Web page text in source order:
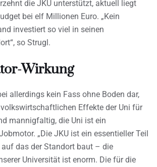
die JKU unterstützt, aktuell liegt
bei elf Millionen Euro. „Kein
investiert so viel in seinen
so Strugl.
Wirkung
allerdings kein Fass ohne Boden dar,
Effekte der Uni für
mannigfaltig, die Uni ist ein
„Die JKU ist ein essentieller Teil
das der Standort baut – die
Universität ist enorm. Die für die